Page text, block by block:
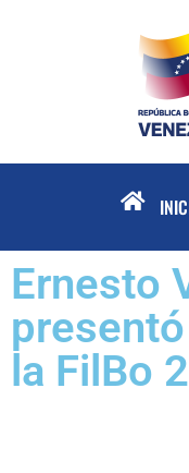
Ernesto
la FilBo